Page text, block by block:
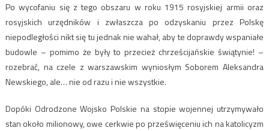
Po wycofaniu się z tego obszaru w roku 1915 rosyjskiej armii oraz
rosyjskich urzędników i zwłaszcza po odzyskaniu przez Polskę
niepodległości nikt się tu jednak nie wahał, aby te doprawdy wspaniałe
budowle – pomimo że były to przecież chrześcijańskie świątynie! –
rozebrać, na czele z warszawskim wyniosłym Soborem Aleksandra
Newskiego, ale… nie od razu i nie wszystkie.
Dopóki Odrodzone Wojsko Polskie na stopie wojennej utrzymywało
stan około milionowy, owe cerkwie po prześwięceniu ich na katolicyzm